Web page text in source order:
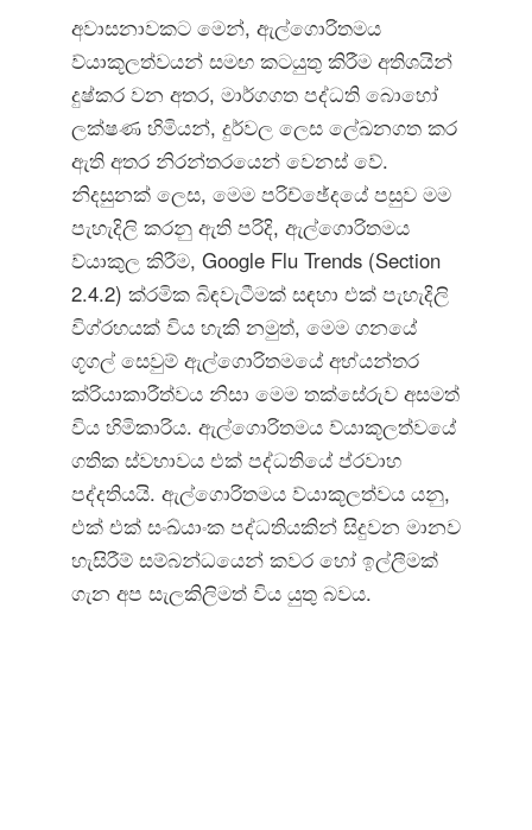
අවාසනාවකට මෙන්, ඇල්ගොරිතමය
ව්යාකූලත්වයන් සමඟ කටයුතු කිරීම අතිශයින්
දුෂ්කර වන අතර, මාර්ගගත පද්ධති බොහෝ
ලක්ෂණ හිමියන්, දුර්වල ලෙස ලේඛනගත කර
ඇති අතර නිරන්තරයෙන් වෙනස් වේ.
නිදසුනක් ලෙස, මෙම පරිච්ඡේදයේ පසුව මම
පැහැදිලි කරනු ඇති පරිදි, ඇල්ගොරිතමය
ව්යාකුල කිරීම, Google Flu Trends (Section
2.4.2) ක්රමික බිඳවැටීමක් සඳහා එක් පැහැදිලි
විග්රහයක් විය හැකි නමුත්, මෙම ගනයේ
ගූගල් සෙවුම් ඇල්ගොරිතමයේ අභ්යන්තර
ක්රියාකාරීත්වය නිසා මෙම තක්සේරුව අසමත්
විය හිමිකාරිය. ඇල්ගොරිතමය ව්යාකූලත්වයේ
ගතික ස්වභාවය එක් පද්ධතියේ ප්රවාහ
පද්දතියයි. ඇල්ගොරිතමය ව්යාකූලත්වය යනු,
එක් එක් සංඛ්යාංක පද්ධතියකින් සිදුවන මානව
හැසිරීම් සම්බන්ධයෙන් කවර හෝ ඉල්ලීමක්
ගැන අප සැලකිලිමත් විය යුතු බවය.